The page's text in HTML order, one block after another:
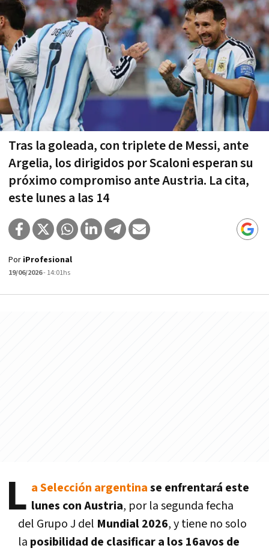
Tras la goleada, con triplete de Messi, ante
Argelia, los dirigidos por Scaloni esperan su
próximo compromiso ante Austria. La cita,
este lunes a las 14
Por iProfesional
19/06/2026- 14:01hs
L a Selección argentinase enfrentará este
lunes con Austria, por la segunda fecha
del Grupo J del Mundial 2026, y tiene no solo
la posibilidad de clasificar a los 16avos de